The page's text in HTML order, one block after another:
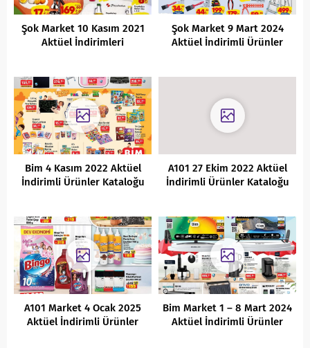
Şok Market 10 Kasım 2021
Aktüel İndirimleri
Şok Market 9 Mart 2024
Aktüel İndirimli Ürünler
Bim 4 Kasım 2022 Aktüel
İndirimli Ürünler Kataloğu
A101 27 Ekim 2022 Aktüel
İndirimli Ürünler Kataloğu
A101 Market 4 Ocak 2025
Aktüel İndirimli Ürünler
Bim Market 1 – 8 Mart 2024
Aktüel İndirimli Ürünler